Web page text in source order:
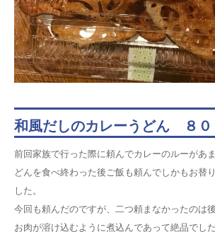
和風だしのカレーうどん ８０
前回家族で行った際に頼んでカレーのルーがあ
どんを食べ終わった後ご飯も頼んでしかもお替
した。
今回も頼んだのですが、二つ頼まなかったのは後
お肉が溶け込むように煮込んであって絶品でした